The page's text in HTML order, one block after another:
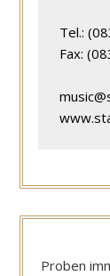
Tel.:
Fax:
Proben